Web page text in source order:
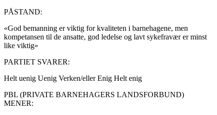
PÅSTAND:
«God bemanning er viktig for kvaliteten i barnehagene, men
kompetansen til de ansatte, god ledelse og lavt sykefravær er minst
like viktig»
PARTIET SVARER:
Helt uenig Uenig Verken/ellerEnig Helt enig
PBL (PRIVATE BARNEHAGERS LANDSFORBUND)
MENER: